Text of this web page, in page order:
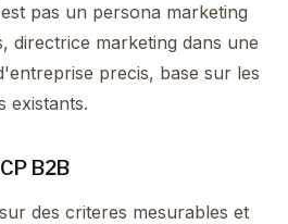
pas un persona marketing
directrice marketing dans une
precis, base sur les
existants.
B2B
des criteres mesurables et